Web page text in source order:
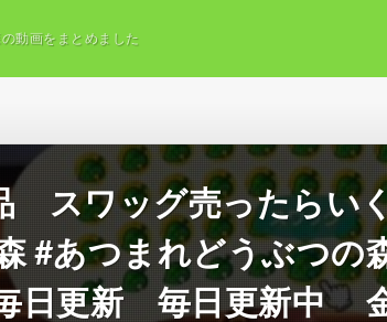
動画をまとめました
スワッグ売ったらい
あつまれどうぶつの
日更新 毎日更新中